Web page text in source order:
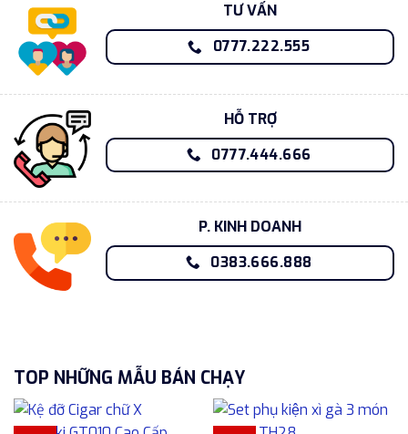
TƯ VẤN
0777.222.555
HỖ TRỢ
0777.444.666
P. KINH DOANH
0383.666.888
TOP NHỮNG MẪU BÁN CHẠY